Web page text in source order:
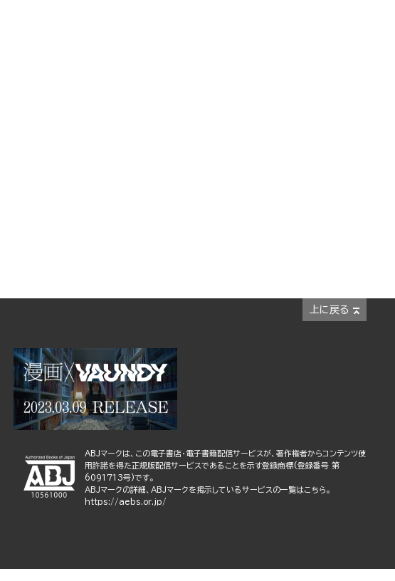
上に戻る
ABJマークは、この電子書店・電子書籍配信サービスが、著作権者からコンテンツ使
用許諾を得た正規版配信サービスであることを示す登録商標(登録番号 第
6091713号)です。
ABJマークの詳細、ABJマークを掲示しているサービスの一覧はこちら。
https://aebs.or.jp/